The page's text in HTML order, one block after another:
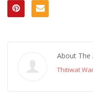
About The
Thitiwat